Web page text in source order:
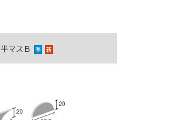
半マスＢ 準 新